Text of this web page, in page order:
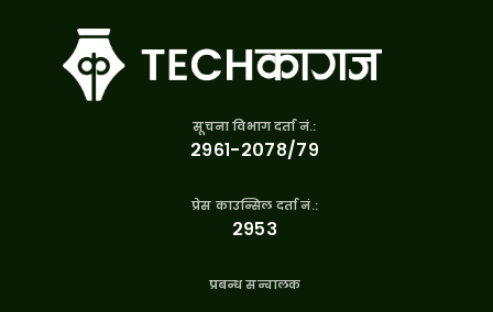
सूचना विभाग दर्ता नं.:
२९६१-२०७८/७९
प्रेस काउन्सिल दर्ता नं.:
२९५३
प्रबन्ध सन्चालक